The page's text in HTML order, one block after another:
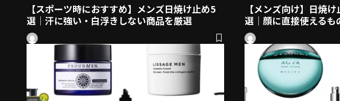
【スポーツ時におすすめ】メンズ日焼け止め5
選｜汗に強い・白浮きしない商品を厳選
【メンズ向け】日焼
選｜顔に直接使えるも